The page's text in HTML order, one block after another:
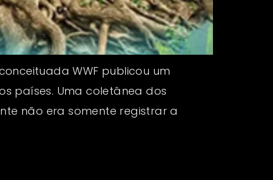
WWF publicou um
países. Uma coletânea dos
não era somente registrar a